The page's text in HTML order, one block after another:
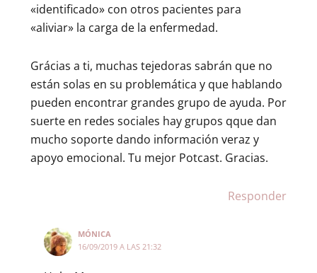
«identificado» con otros pacientes para
«aliviar» la carga de la enfermedad.
Grácias a ti, muchas tejedoras sabrán que no
están solas en su problemática y que hablando
pueden encontrar grandes grupo de ayuda. Por
suerte en redes sociales hay grupos qque dan
mucho soporte dando información veraz y
apoyo emocional. Tu mejor Potcast. Gracias.
Responder
MÓNICA
16/09/2019 A LAS 21:32